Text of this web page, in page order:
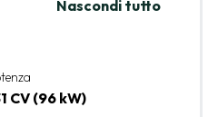
Nascondi tutto
CV (96 kW)